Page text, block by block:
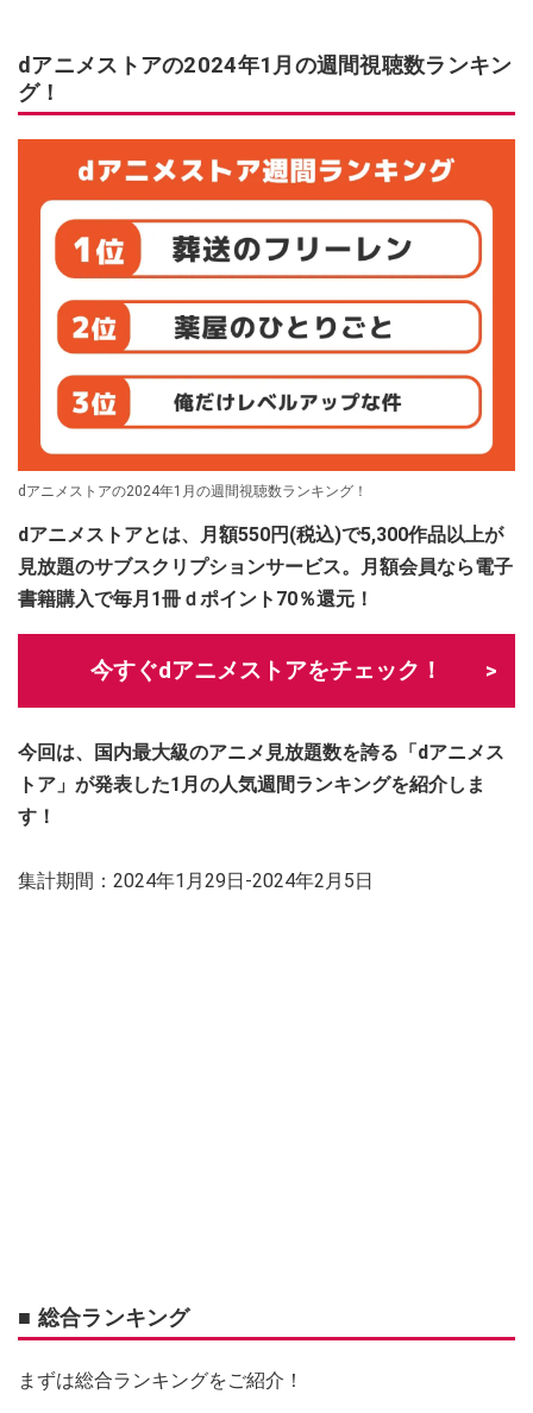
dアニメストアの2024年1月の週間視聴数ランキン
グ！
dアニメストアの2024年1月の週間視聴数ランキング！
dアニメストアとは、月額550円(税込)で5,300作品以上が
見放題のサブスクリプションサービス。月額会員なら電子
書籍購入で毎月1冊ｄポイント70％還元！
今すぐdアニメストアをチェック！
今回は、国内最大級のアニメ見放題数を誇る「dアニメス
トア」が発表した1月の人気週間ランキングを紹介しま
す！
集計期間：2024年1月29日-2024年2月5日
■ 総合ランキング
まずは総合ランキングをご紹介！